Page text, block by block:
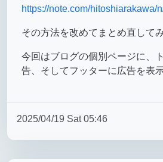
https://note.com/hitoshiarakawa/
その方法を改めてまとめ直してみ
今回はブログの個別ページに、
告、そしてフッターに広告を表
2025/04/19 Sat 05:46